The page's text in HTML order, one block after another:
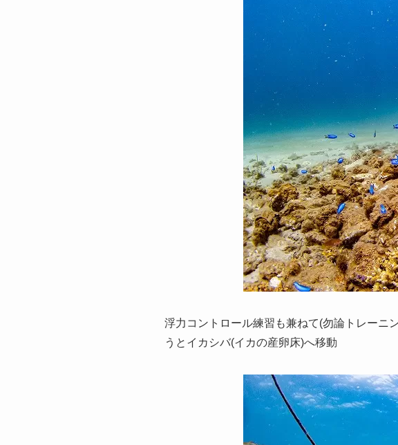
浮力コントロール練習も兼ねて(勿論トレーニ
うとイカシバ(イカの産卵床)へ移動